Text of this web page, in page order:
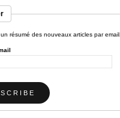
résumé des nouveaux articles par email.